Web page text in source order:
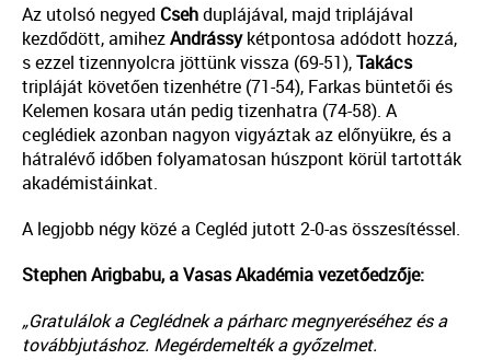
Az utolsó negyed Csehduplájával, majd triplájával
kezdődött, amihezAndrássykétpontosa adódott hozzá,
s ezzel tizennyolcra jöttünk vissza (69-51),Takács
tripláját követően tizenhétre (71-54), Farkas büntetői és
Kelemen kosara után pedig tizenhatra (74-58). A
ceglédiek azonban nagyon vigyáztak az előnyükre, és a
hátralévő időben folyamatosan húszpont körül tartották
akadémistáinkat.
A legjobb négy közé a Cegléd jutott 2-0-as összesítéssel.
Stephen Arigbabu, a Vasas Akadémia vezetőedzője:
„Gratulálok a Ceglédnek a párharc megnyeréséhez és a
továbbjutáshoz. Megérdemelték a győzelmet.